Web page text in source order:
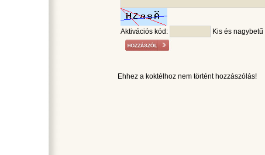
Aktivációs kód: Kis és nagybetű
Ehhez a koktélhoz nem történt hozzászólás!